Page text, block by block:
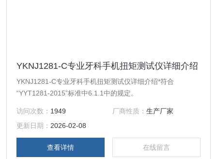
YKNJ1281-C专业牙科手机扭矩测试仪详细介绍
YKNJ1281-C专业牙科手机扭矩测试仪详细介绍*符合
“YYT1281-2015”标准中6.1.1中的规定。
访问次数： 1949 厂商性质： 生产厂家
更新日期： 2026-02-08
查看详情 在线留言